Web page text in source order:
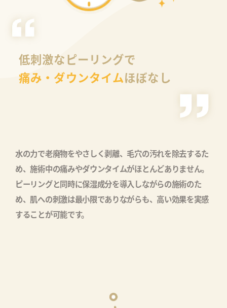
低刺激なピーリングで
痛み・ダウンタイムほぼなし
水の力で老廃物をやさしく剥離、毛穴の汚れを除去するた
め、施術中の痛みやダウンタイムがほとんどありません。
ピーリングと同時に保湿成分を導入しながらの施術のた
め、肌への刺激は最小限でありながらも、高い効果を実感
することが可能です。